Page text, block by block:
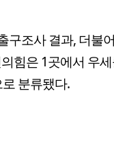
구조사 결과, 더불
힘은 1곳에서 우
로 분류됐다.